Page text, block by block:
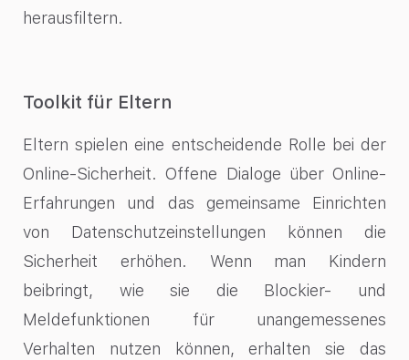
herausfiltern.
Toolkit für Eltern
Eltern spielen eine entscheidende Rolle bei der
Online-Sicherheit. Offene Dialoge über Online-
Erfahrungen und das gemeinsame Einrichten
von Datenschutzeinstellungen können die
Sicherheit erhöhen. Wenn man Kindern
beibringt, wie sie die Blockier- und
Meldefunktionen für unangemessenes
Verhalten nutzen können, erhalten sie das